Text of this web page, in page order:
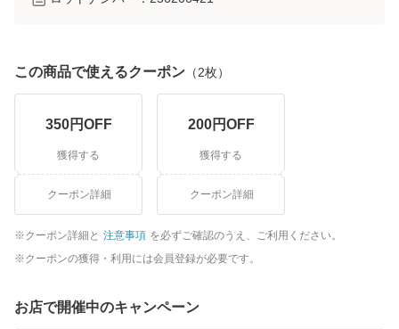
この商品で使えるクーポン （2枚）
350円OFF
獲得する
クーポン詳細
200円OFF
獲得する
クーポン詳細
クーポン詳細と 注意事項 を必ずご確認のうえ、ご利用ください。
クーポンの獲得・利用には会員登録が必要です。
お店で開催中のキャンペーン